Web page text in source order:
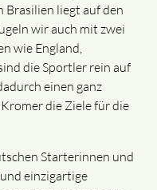
Brasilien liegt auf den
wir auch mit zwei
wie England,
die Sportler rein auf
einen ganz
die Ziele für die
Starterinnen und
einzigartige